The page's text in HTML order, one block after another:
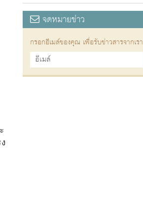
จดหมายข่าว
กรอกอีเมล์ของคุณ เพื่อรับข่าวสารจากเรา